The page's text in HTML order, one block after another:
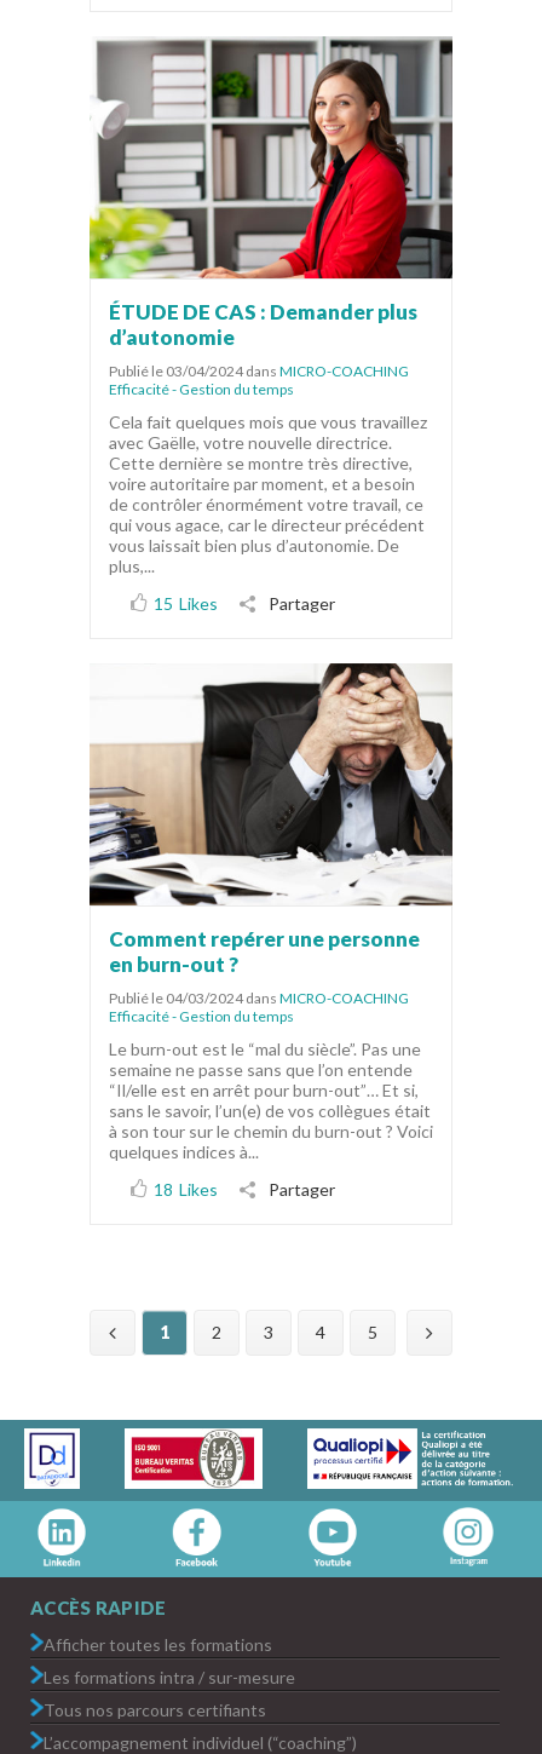
ÉTUDE DE CAS : Demander plus
d’autonomie
Publié le 03/04/2024dans MICRO-COACHING
Efficacité - Gestion du temps
Cela fait quelques mois que vous travaillez
avec Gaëlle, votre nouvelle directrice.
Cette dernière se montre très directive,
voire autoritaire par moment, et a besoin
de contrôler énormément votre travail, ce
qui vous agace, car le directeur précédent
vous laissait bien plus d’autonomie. De
plus,...
15 Likes Partager
Comment repérer une personne
en burn-out ?
Publié le 04/03/2024dans MICRO-COACHING
Efficacité - Gestion du temps
Le burn-out est le “mal du siècle”. Pas une
semaine ne passe sans que l’on entende
“Il/elle est en arrêt pour burn-out”… Et si,
sans le savoir, l’un(e) de vos collègues était
à son tour sur le chemin du burn-out ? Voici
quelques indices à...
18 Likes Partager
1 2 3 4 5
ACCÈS RAPIDE
Afficher toutes les formations
Les formations intra / sur-mesure
Tous nos parcours certifiants
L’accompagnement individuel (“coaching”)